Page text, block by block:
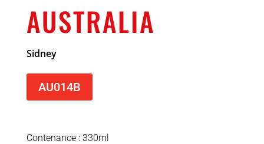
AUSTRALIA
Sidney
AU014B
Contenance : 330ml